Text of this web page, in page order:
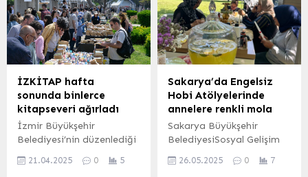
(İGFA) – Atatürkçü
Düşünce Derneği Selçuk
Şubesi tarafından 10
Kasım Pazartesi günü
saat 20.00’de Selçuk Efes
Kent Belleği’nde
düzenlenen “Şiirlerde Sen,
Şarkılarda Sen” adlı şiir ve
müzik dinletisi
düzenlenecek. Gazi
Mustafa...
yapılıyor. ANTALYA (İGFA)
– ASAT Genel Müdürlüğü
ekipleri yatırımlarına hız
kesmeden devam ediyor.
Serik ilçesine bağlı Belkıs
Mahallesi’nde yer alan
terfi istasyonu büyük bir
yatırımla yenileniyor. Tesis
eski olması...
İZKİTAP hafta
sonunda binlerce
kitapseveri ağırladı
İzmir Büyükşehir
Belediyesi’nin düzenlediği
gününde de
21.04.2025 0 5
Sakarya’da Engelsiz
Hobi Atölyelerinde
annelere renkli mola
Sakarya Büyükşehir
BelediyesiSosyal Gelişim
buluşmaya daha ev
26.05.2025 0 7